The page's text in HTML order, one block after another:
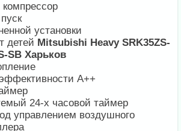
установки
детей Mitsubishi Heavy SRK35ZS-
SB Харьков
А++
24-х часовой таймер
управлением воздушного